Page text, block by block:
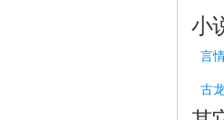
小
言
古